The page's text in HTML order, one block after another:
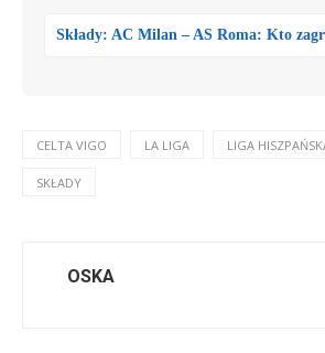
Składy: AC Milan – AS Roma: Kto
CELTA VIGO LA LIGA LIGA
SKŁADY
OSKA